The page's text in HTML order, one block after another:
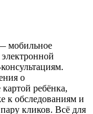
мобильное
о
ребёнка,
к обследованиям и
кликов. Всё для